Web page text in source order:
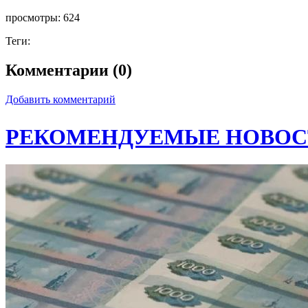
просмотры: 624
Теги:
Комментарии (0)
Добавить комментарий
РЕКОМЕНДУЕМЫЕ